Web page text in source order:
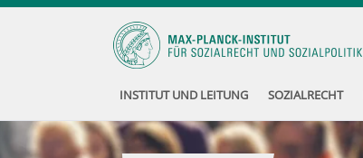
INSTITUT UND LEITUNG SOZIALRECHT